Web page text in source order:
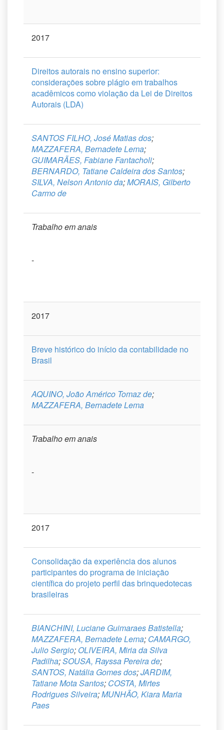
2017
Direitos autorais no ensino superior:
considerações sobre plágio em trabalhos
acadêmicos como violação da Lei de Direitos
Autorais (LDA)
SANTOS FILHO, José Matias dos;
MAZZAFERA, Bernadete Lema;
GUIMARÃES, Fabiane Fantacholi;
BERNARDO, Tatiane Caldeira dos Santos;
SILVA, Nelson Antonio da;MORAIS, Gilberto
Carmo de
Trabalho em anais
-
2017
Breve histórico do início da contabilidade no
Brasil
AQUINO, João Américo Tomaz de;
MAZZAFERA, Bernadete Lema
Trabalho em anais
-
2017
Consolidação da experiência dos alunos
participantes do programa de iniciação
científica do projeto perfil das brinquedotecas
brasileiras
BIANCHINI, Luciane Guimaraes Batistella;
MAZZAFERA, Bernadete Lema; CAMARGO,
Julio Sergio; OLIVEIRA, Miria da Silva
Padilha;SOUSA, Rayssa Pereira de;
SANTOS, Natália Gomes dos;JARDIM,
Tatiane Mota Santos; COSTA, Mirtes
Rodrigues Silveira;MUNHÃO, Kiara Maria
Paes